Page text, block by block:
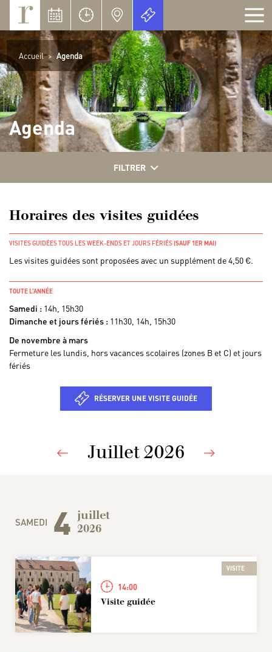
Accueil > Agenda
Agenda
FILTRER
Horaires des visites guidées
VISITES GUIDÉES TOUS LES WEEK-ENDS ET JOURS FÉRIÉS(SAUF 1ER MAI)
Les visites guidées sont proposées avec un supplément de 4,50 €.
TOUTE L’ANNÉE
Samedi : 14h, 15h30
Dimanche et jours fériés : 11h30, 14h, 15h30
De novembre à mars
Fermeture les lundis, hors vacances scolaires (zones B et C) et jours
fériés
RÉSERVER UNE VISITE GUIDÉE
Previous
Juillet 2026
SAMEDI 4 juillet
2026
14:00
VISITE
Visite guidée
Panneau de gestion des cookies